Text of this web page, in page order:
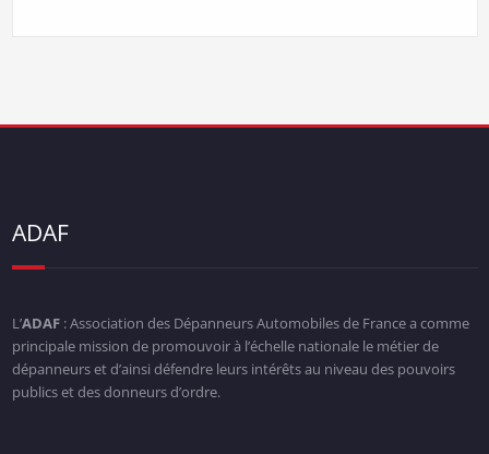
ADAF
L’ADAF: Association des Dépanneurs Automobiles de France a comme
principale mission de promouvoir à l’échelle nationale le métier de
dépanneurs et d’ainsi défendre leurs intérêts au niveau des pouvoirs
publics et des donneurs d’ordre.